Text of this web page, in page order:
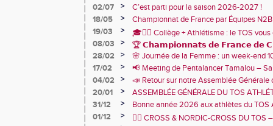
02/07 >
C’est parti pour la saison 2026-2027 !
18/05
>
Championnat de France par Équipes
1er avec 86 787 points !🩷
19/03 >
🎓🏃‍♂️ Collège + Athlétisme : le TOS
sportive du collège Marie Curie !
08/03 >
🏆 𝗖𝗵𝗮𝗺𝗽𝗶𝗼𝗻𝗻𝗮𝘁𝘀 𝗱𝗲 𝗙𝗿𝗮𝗻𝗰𝗲 𝗱𝗲
🏅
28/02 >
🌸 Journée de la Femme : un week-end
TOS Athlétisme
17/02 >
📢 Meeting de Pentalancer Tamalou –
04/02
>
📣 Retour sur notre Assemblée
2026 🙌
20/01 >
ASSEMBLÉE GÉNÉRALE DU TOS
JANVIER 18h30 – CENTRE SPORTIF DE
31/12 >
Bonne année 2026 aux athlètes du TOS
01/12
>
🏃‍♂️ CROSS & NORDIC-CROSS DU